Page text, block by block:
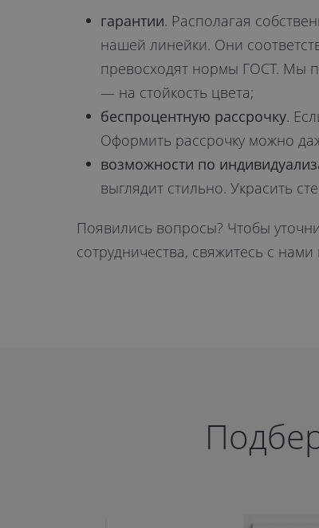
гарантии. Располагая
нашей линейки. Они
превосходят нормы ГОСТ. Мы
— на стойкость цвета;
беспроцентную рассрочку.
Оформить рассрочку можно
возможности по
выглядит стильно. Украсить
Появились вопросы? Чтобы
сотрудничества, свяжитесь с